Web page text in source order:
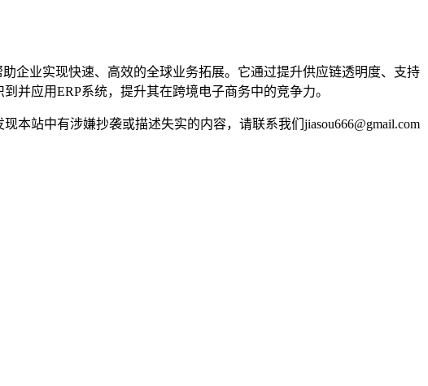
企业实现快速、高效的全球业务拓展。它通过提升供应链透明度、支持
并应用ERP系统，提升其在跨境电子商务中的竞争力。
站中有涉嫌抄袭或描述失实的内容，请联系我们jiasou666@gmail.com